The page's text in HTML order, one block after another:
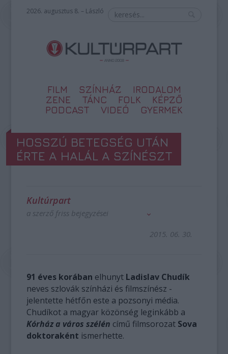
2026. augusztus 8. – László
FILM SZÍNHÁZ
IRODALOM
ZENE
TÁNC FOLK
KÉPZŐ
PODCAST
VIDEÓ GYERMEK
HOSSZÚ BETEGSÉG UTÁN
ÉRTE A HALÁL A SZÍNÉSZT
Kultúrpart
a szerző friss bejegyzései
2015. 06. 30.
91 éves korában elhunyt Ladislav Chudík
neves szlovák színházi és filmszínész -
jelentette hétfőn este a pozsonyi média.
Chudíkot a magyar közönség leginkább a
Kórház a város szélén című filmsorozat Sova
doktoraként ismerhette.